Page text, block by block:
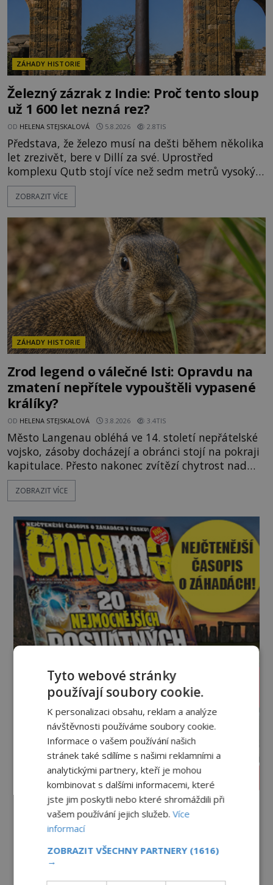
ZÁHADY HISTORIE
Železný zázrak z Indie: Proč tento sloup
už 1 600 let nezná rez?
OD HELENA STEJSKALOVÁ 5.8.2026 2.8TIS
Představa, že železo musí na dešti během několika
let zrezivět, bere v Dillí za své. Uprostřed
komplexu Qutb stojí více než sedm metrů vysoký
železný sloup, který už přibližně 1 600 let odolává
počasí s jen nepatrnými stopami koroze. Jeho
ztracených technologiích či tajemných
materiálech. Moderní metalurgie však ukazuje, že
skutečné vysvětlení je ješt
ZOBRAZIT VÍCE
ZÁHADY HISTORIE
Zrod legend o válečné lsti: Opravdu na
zmatení nepřítele vypouštěli vypasené
králíky?
OD HELENA STEJSKALOVÁ 3.8.2026 3.4TIS
Město Langenau obléhá ve 14. století nepřátelské
vojsko, zásoby docházejí a obránci stojí na pokraji
kapitulace. Přesto nakonec zvítězí chytrost nad
hrubou silou. Podle staré německé legendy vypustí
obyvatelé za hradby dobře živeného králíka, aby
dost. Čas pracuje pro obléhatele. Ve městě ubývají
zásoby a každý den znamená další porci strádá
ZOBRAZIT VÍCE
PROLISTOVAT ČASOPIS
Tyto webové stránky
používají soubory cookie.
K personalizaci obsahu, reklam a analýze
návštěvnosti používáme soubory cookie.
Informace o vašem používání našich
stránek také sdílíme s našimi reklamními a
analytickými partnery, kteří je mohou
kombinovat s dalšími informacemi, které
jste jim poskytli nebo které shromáždili při
vašem používání jejich služeb.Více
informací
ZOBRAZIT VŠECHNY PARTNERY (1616)
→